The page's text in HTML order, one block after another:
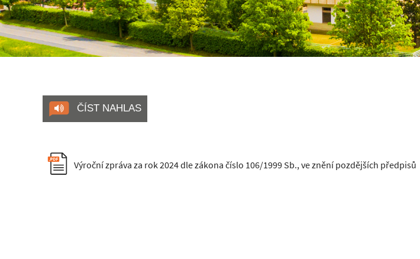
ČÍST NAHLAS
Výroční zpráva za rok 2024 dle zákona číslo 106/1999 Sb., ve znění pozdějších předpisů